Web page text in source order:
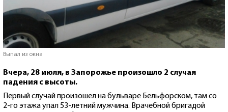
Выпал из окна
Вчера, 28 июля, в Запорожье произошло 2 случая
падения с высоты.
Первый случай произошел на бульваре Бельфорском, там со
2-го этажа упал 53-летний мужчина. Врачебной бригадой